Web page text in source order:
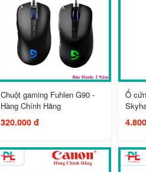
Chuột gaming Fuhlen G90 -
Hàng Chính Hãng
320.000 đ
Ổ